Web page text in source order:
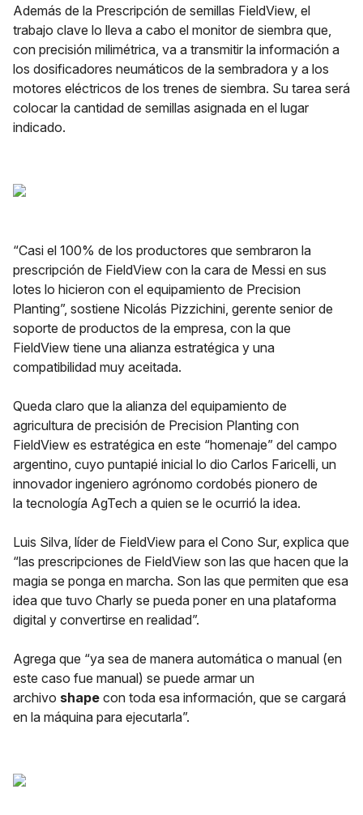
Además de la Prescripción de semillas FieldView, el
trabajo clave lo lleva a cabo el monitor de siembra que,
con precisión milimétrica, va a transmitir la información a
los dosificadores neumáticos de la sembradora y a los
motores eléctricos de los trenes de siembra. Su tarea será
colocar la cantidad de semillas asignada en el lugar
indicado.
“Casi el 100% de los productores que sembraron la
prescripción de FieldView con la cara de Messi en sus
lotes lo hicieron con el equipamiento de Precision
Planting”, sostiene Nicolás Pizzichini, gerente senior de
soporte de productos de la empresa, con la que
FieldView tiene una alianza estratégica y una
compatibilidad muy aceitada.
Queda claro que la alianza del equipamiento de
agricultura de precisión de Precision Planting con
FieldView es estratégica en este “homenaje” del campo
argentino, cuyo puntapié inicial lo dio Carlos Faricelli, un
innovador ingeniero agrónomo cordobés pionero de
la tecnología AgTech a quien se le ocurrió la idea.
Luis Silva, líder de FieldView para el Cono Sur, explica que
“las prescripciones de FieldView son las que hacen que la
magia se ponga en marcha. Son las que permiten que esa
idea que tuvo Charly se pueda poner en una plataforma
digital y convertirse en realidad”.
Agrega que “ya sea de manera automática o manual (en
este caso fue manual) se puede armar un
archivo shape con toda esa información, que se cargará
en la máquina para ejecutarla”.